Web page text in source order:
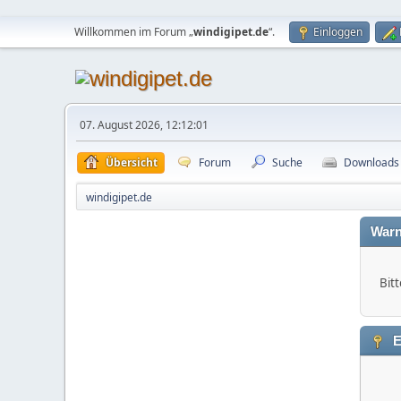
Willkommen im Forum „windigipet.de“. Einloggen
07. August 2026, 12:12:01
Übersicht Forum Suche Downloads
windigipet.de